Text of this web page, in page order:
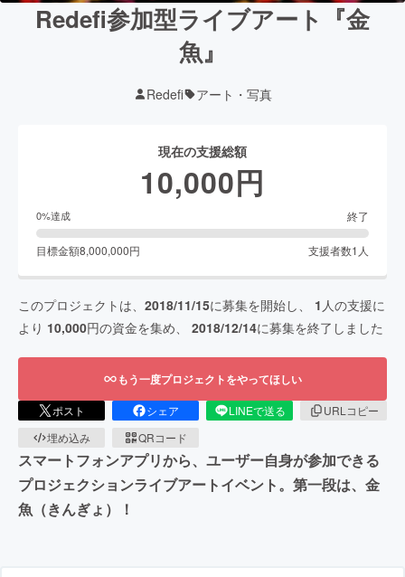
Redefi参加型ライブアート『金
魚』
Redefi アート・写真
現在の支援総額
10,000円
0%達成 終了
目標金額8,000,000円 支援者数1 人
このプロジェクトは、 2018/11/15に募集を開始し、 1 人の支援に
より 10,000円の資金を集め、 2018/12/14に募集を終了しました
もう一度プロジェクトをやってほしい
ポスト シェア LINEで送る
URLコピー
埋め込み
QRコード
スマートフォンアプリから、ユーザー自身が参加できる
プロジェクションライブアートイベント。第一段は、金
魚（きんぎょ）！